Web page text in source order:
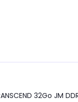
32Go JM